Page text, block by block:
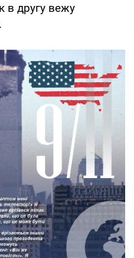
в другу вежу